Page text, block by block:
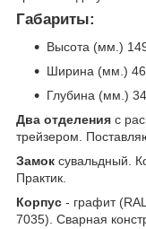
Габариты:
Высота (мм.)
Ширина (мм.)
Глубина (мм.)
Два отделения с
трейзером.
Замок сувальдный.
Практик.
Корпус - графит
7035). Сварная